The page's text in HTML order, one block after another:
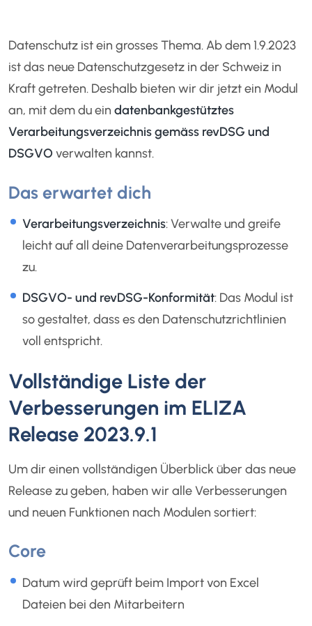
Datenschutz ist ein grosses Thema. Ab dem 1.9.2023
ist das neue Datenschutzgesetz in der Schweiz in
Kraft getreten. Deshalb bieten wir dir jetzt ein Modul
an, mit dem du eindatenbankgestütztes
Verarbeitungsverzeichnis gemäss revDSG und
DSGVO verwalten kannst.
Das erwartet dich
Verarbeitungsverzeichnis: Verwalte und greife
leicht auf all deine Datenverarbeitungsprozesse
zu.
DSGVO- und revDSG-Konformität: Das Modul ist
so gestaltet, dass es den Datenschutzrichtlinien
voll entspricht.
Vollständige Liste der
Verbesserungen im ELIZA
Release 2023.9.1
Um dir einen vollständigen Überblick über das neue
Release zu geben, haben wir alle Verbesserungen
und neuen Funktionen nach Modulen sortiert:
Core
Datum wird geprüft beim Import von Excel
Dateien bei den Mitarbeitern